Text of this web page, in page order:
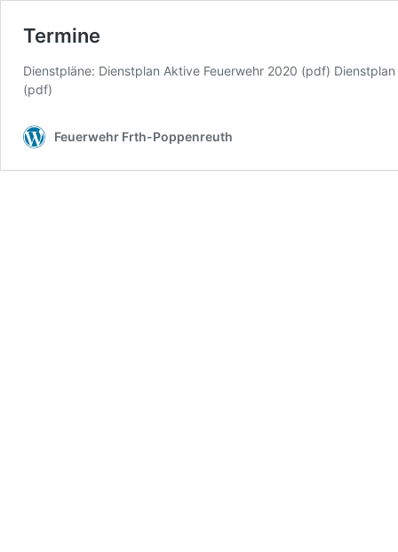
Termine
Dienstpläne: Dienstplan Aktive Feuerwehr 2020 (pdf)
(pdf)
Feuerwehr Frth-Poppenreuth